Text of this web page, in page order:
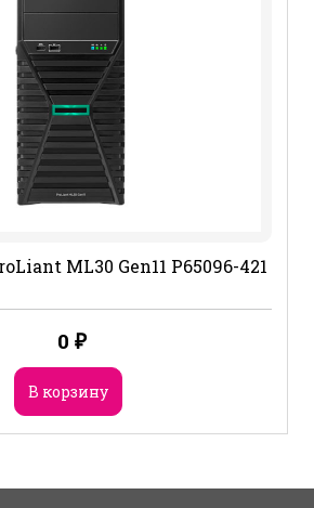
ML30 Gen11 P65096-421
0 ₽
В корзину